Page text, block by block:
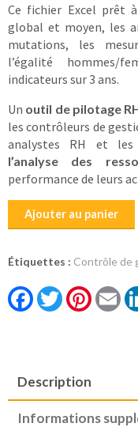
Ce fichier Excel prêt
global et moyen, les
mutations, les
l’égalité hommes/
indicateurs sur 3 ans.
Un outil de pilotage
les contrôleurs de
analystes RH et
l’analyse des
performance de leurs
quantité
de
de
Bord
RH
Ajouter au panier
Étiquettes : Contrôle de
Facebook
Twitter
Description
Informations